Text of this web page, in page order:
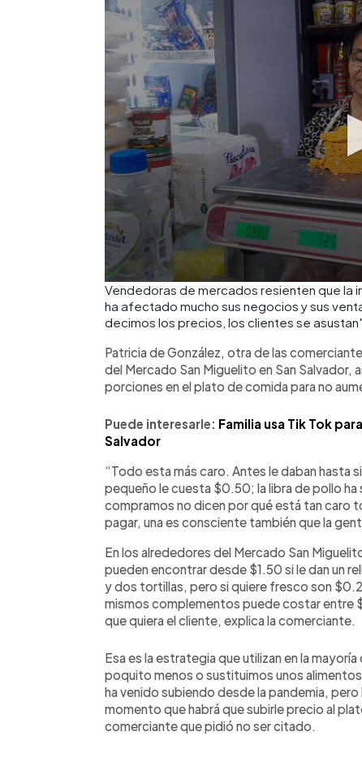
Vendedoras de mercados resienten que la
ha afectado mucho sus negocios y sus
decimos los precios, los clientes se
Patricia de González, otra de las
del Mercado San Miguelito en San Salvador,
porciones en el plato de comida para no
Puede interesarle: Familia usa Tik Tok
Salvador
“Todo esta más caro. Antes le daban hasta
pequeño le cuesta $0.50; la libra de pollo
compramos no dicen por qué está tan caro
pagar, una es consciente también que la
En los alrededores del Mercado San
pueden encontrar desde $1.50 si le dan un
y dos tortillas, pero si quiere fresco son
mismos complementos puede costar entre
que quiera el cliente, explica la comerciante.
Esa es la estrategia que utilizan en la
poquito menos o sustituimos unos
ha venido subiendo desde la pandemia,
momento que habrá que subirle precio al
comerciante que pidió no ser citado.